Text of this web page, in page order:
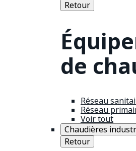
Retour
de
Réseau
Réseau
Voir tout
Chaudières
Retour